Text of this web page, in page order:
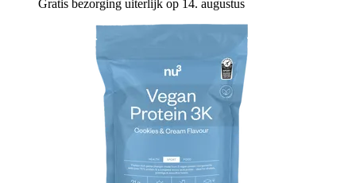
Gratis bezorging uiterlijk op 14. augustus